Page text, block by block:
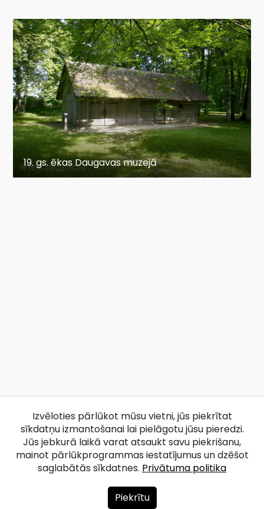
19. gs. ēkas Daugavas muzejā
Izvēloties pārlūkot mūsu vietni, jūs piekrītat
sīkdatņu izmantošanai lai pielāgotu jūsu pieredzi.
Jūs jebkurā laikā varat atsaukt savu piekrišanu,
mainot pārlūkprogrammas iestatījumus un dzēšot
saglabātās sīkdatnes. Privātuma politika
Piekrītu